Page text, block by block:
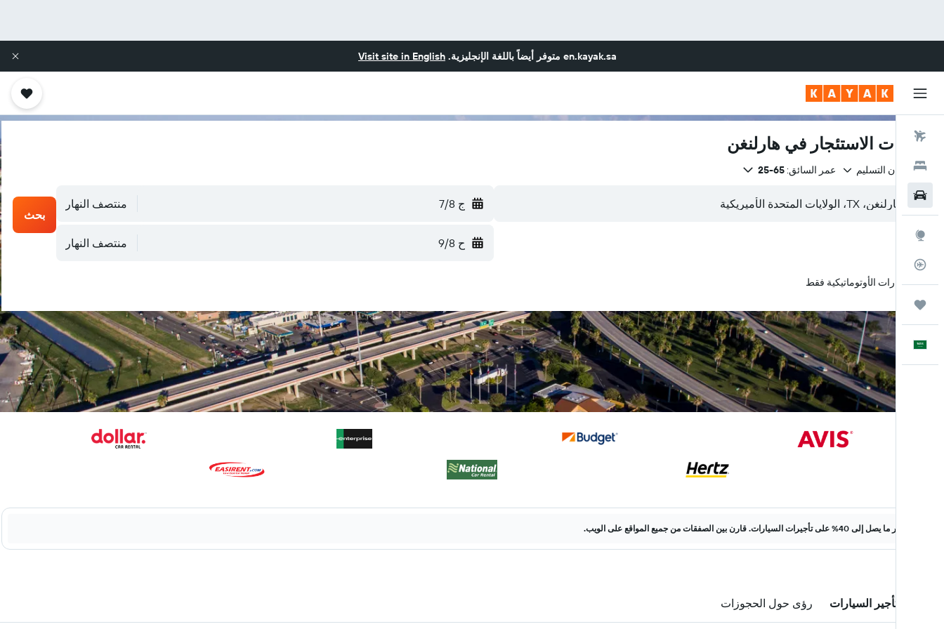
en.kayak.sa متوفر أيضاً باللغة الإنجليزية. Visit site in English
رحلات طيران
فنادق
العَرَبِيَّة
سيارات الاستئجار في هارلنغن
نفس مكان التسليم عمر السائق:65-25
ج 7/8 منتصف النهار
ح 9/8 منتصف النهار
بحث
السيارات الأوتوماتيكية فقط
وفّر ما يصل إلى 40% على تأجيرات السيارات. قارن بين الصفقات من جميع المواقع على الويب.
صفقات تأجير السيارات رؤى حول الحجوزات